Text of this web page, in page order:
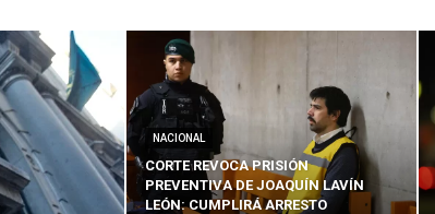
Nación
NACIONAL
CORTE REVOCA PRISIÓN
PREVENTIVA DE JOAQUÍN LAVÍN
LEÓN: CUMPLIRÁ ARRESTO